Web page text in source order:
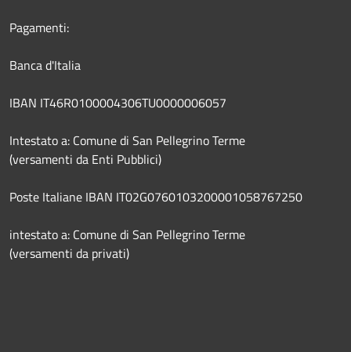
Pagamenti:
Banca d'Italia
IBAN IT46R0100004306TU0000006057
Intestato a: Comune di San Pellegrino Terme
(versamenti da Enti Pubblici)
Poste Italiane IBAN IT02G0760103200001058767250
intestato a: Comune di San Pellegrino Terme
(versamenti da privati)